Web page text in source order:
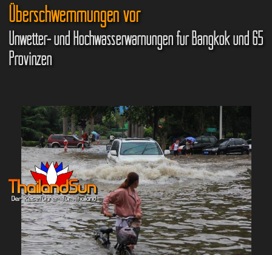
Überschwemmungen vor
Unwetter- und Hochwasserwarnungen für Bangkok und 65
Provinzen